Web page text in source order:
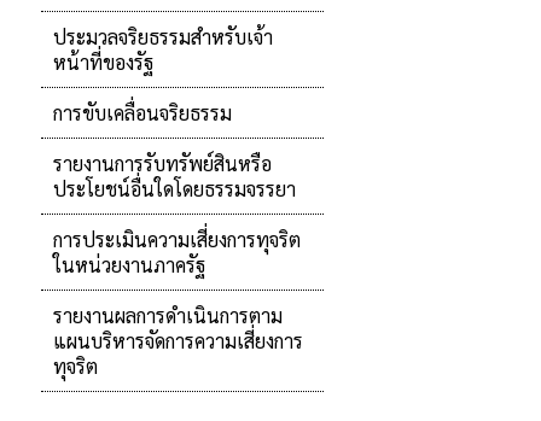
ประมวลจริยธรรมสำหรับเจ้า
หน้าที่ของรัฐ
การขับเคลื่อนจริยธรรม
รายงานการรับทรัพย์สินหรือ
ประโยชน์อื่นใดโดยธรรมจรรยา
การประเมินความเสี่ยงการทุจริต
ในหน่วยงานภาครัฐ
รายงานผลการดำเนินการตาม
แผนบริหารจัดการความเสี่ยงการ
ทุจริต